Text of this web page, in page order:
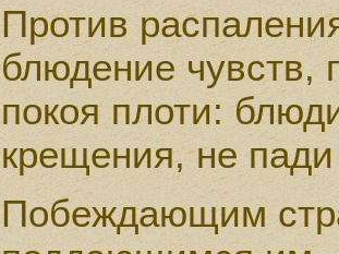
Против
блюдение чувств,
покоя плоти:
крещения, не
Побеждающим